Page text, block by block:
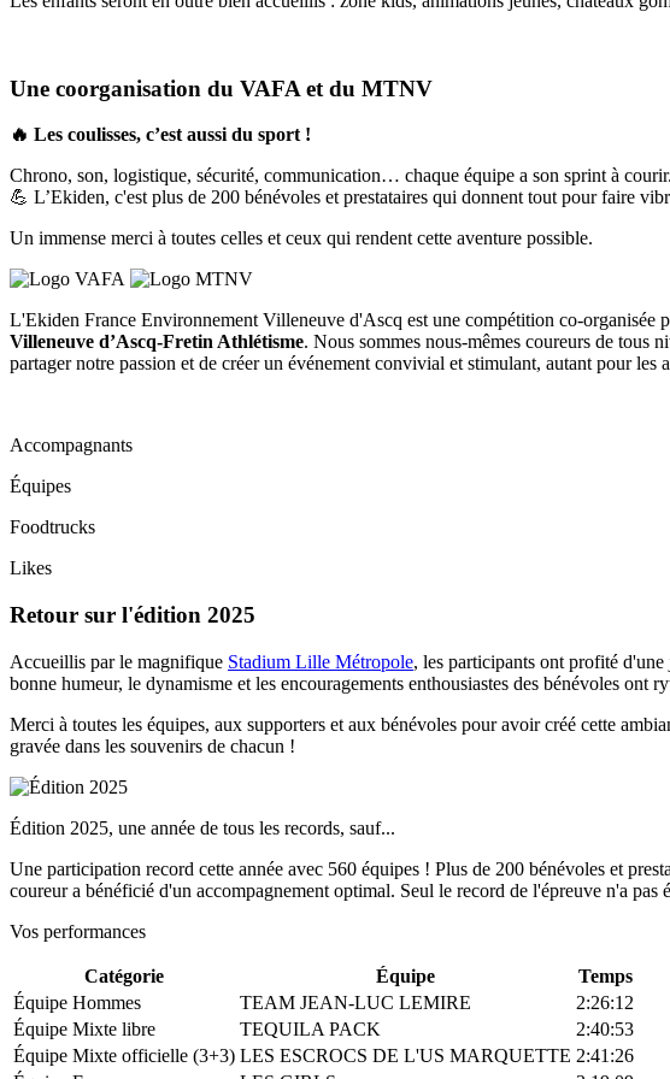
Une coorganisation du VAFA et du MTNV
🔥 Les coulisses, c’est aussi du sport !
Chrono, son, logistique, sécurité, communication… chaque équipe a son sprint à
💪 L’Ekiden, c'est plus de 200 bénévoles et prestataires qui donnent tout pour faire
Un immense merci à toutes celles et ceux qui rendent cette aventure possible.
L'Ekiden France Environnement Villeneuve d'Ascq est une compétition co-organisée
Villeneuve d’Ascq-Fretin Athlétisme. Nous sommes nous-mêmes coureurs de tous
partager notre passion et de créer un événement convivial et stimulant, autant pour les
Accompagnants
Équipes
Foodtrucks
Likes
Retour sur l'édition 2025
Accueillis par le magnifique Stadium Lille Métropole, les participants ont profité
bonne humeur, le dynamisme et les encouragements enthousiastes des bénévoles ont
Merci à toutes les équipes, aux supporters et aux bénévoles pour avoir créé cette
gravée dans les souvenirs de chacun !
Édition 2025, une année de tous les records, sauf...
Une participation record cette année avec 560 équipes ! Plus de 200 bénévoles et
coureur a bénéficié d'un accompagnement optimal. Seul le record de l'épreuve n'a
Vos performances
Catégorie Équipe
Temps
Équipe Hommes
TEAM JEAN-LUC LEMIRE
2:26:12
Équipe Mixte libre
TEQUILA PACK
2:40:53
Équipe Mixte officielle (3+3) LES ESCROCS DE L'US MARQUETTE 2:41:26